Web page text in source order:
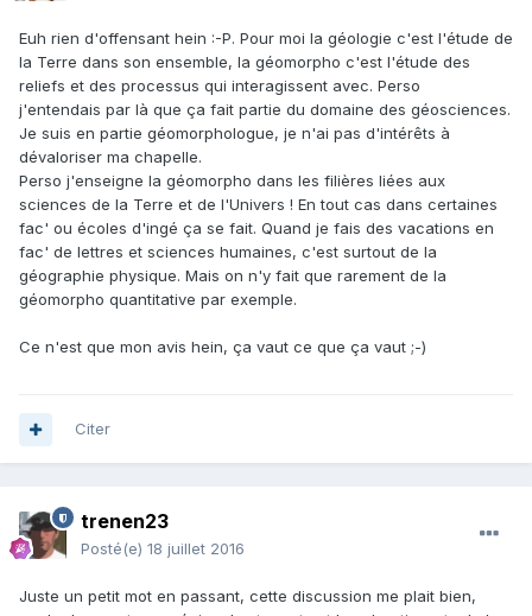
Euh rien d'offensant hein :-P. Pour moi la géologie c'est l'étude de
la Terre dans son ensemble, la géomorpho c'est l'étude des
reliefs et des processus qui interagissent avec. Perso
j'entendais par là que ça fait partie du domaine des géosciences.
Je suis en partie géomorphologue, je n'ai pas d'intérêts à
dévaloriser ma chapelle.
Perso j'enseigne la géomorpho dans les filières liées aux
sciences de la Terre et de l'Univers ! En tout cas dans certaines
fac' ou écoles d'ingé ça se fait. Quand je fais des vacations en
fac' de lettres et sciences humaines, c'est surtout de la
géographie physique. Mais on n'y fait que rarement de la
géomorpho quantitative par exemple.
Ce n'est que mon avis hein, ça vaut ce que ça vaut ;-)
Citer
trenen23
Posté(e) 18 juillet 2016
Juste un petit mot en passant, cette discussion me plait bien,